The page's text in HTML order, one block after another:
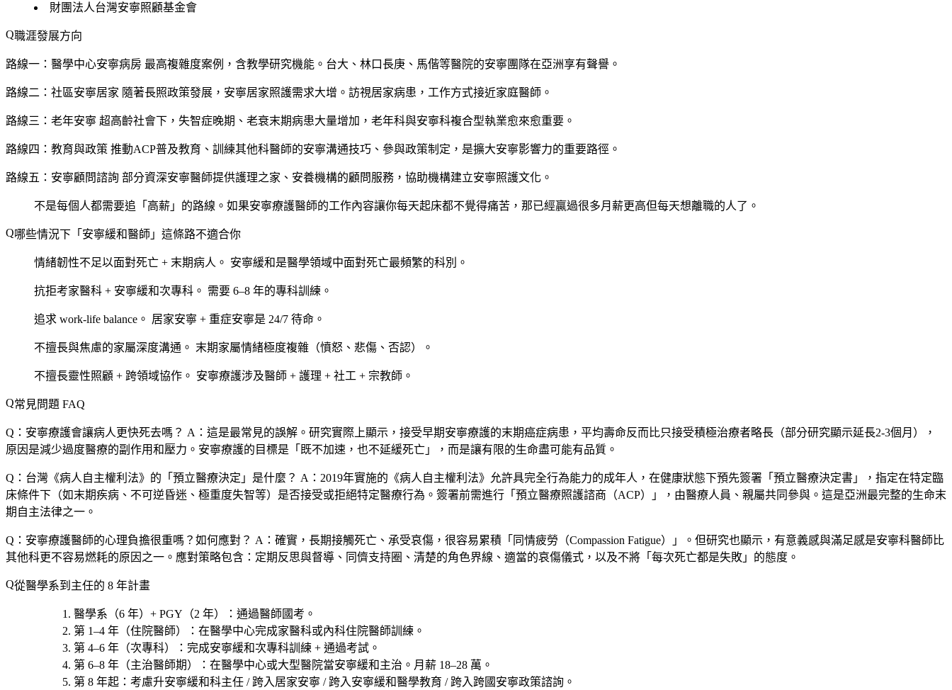
財團法人台灣安寧照顧基金會
職涯發展方向
路線一：醫學中心安寧病房 最高複雜度案例，含教學研究機能。台大、林口長庚、馬偕等醫院的安寧團隊在亞洲享有聲譽。
路線二：社區安寧居家 隨著長照政策發展，安寧居家照護需求大增。訪視居家病患，工作方式接近家庭醫師。
路線三：老年安寧 超高齡社會下，失智症晚期、老衰末期病患大量增加，老年科與安寧科複合型執業愈來愈重要。
路線四：教育與政策 推動ACP普及教育、訓練其他科醫師的安寧溝通技巧、參與政策制定，是擴大安寧影響力的重要路徑。
路線五：安寧顧問諮詢 部分資深安寧醫師提供護理之家、安養機構的顧問服務，協助機構建立安寧照護文化。
不是每個人都需要追「高薪」的路線。如果安寧療護醫師的工作內容讓你每天起床都不覺得痛苦，那已經贏過很多月薪更高但每天想離職的人了。
哪些情況下「安寧緩和醫師」這條路不適合你
情緒韌性不足以面對死亡 + 末期病人。 安寧緩和是醫學領域中面對死亡最頻繁的科別。
抗拒考家醫科 + 安寧緩和次專科。 需要 6–8 年的專科訓練。
追求 work-life balance。 居家安寧 + 重症安寧是 24/7 待命。
不擅長與焦慮的家屬深度溝通。 末期家屬情緒極度複雜（憤怒、悲傷、否認）。
不擅長靈性照顧 + 跨領域協作。 安寧療護涉及醫師 + 護理 + 社工 + 宗教師。
常見問題 FAQ
Q：安寧療護會讓病人更快死去嗎？ A：這是最常見的誤解。研究實際上顯示，接受早期安寧療護的末期癌症病患，平均壽命反而比只接受積極治療者略長（部分研究顯示延長2-3個月），
原因是減少過度醫療的副作用和壓力。安寧療護的目標是「既不加速，也不延緩死亡」，而是讓有限的生命盡可能有品質。
Q：台灣《病人自主權利法》的「預立醫療決定」是什麼？ A：2019年實施的《病人自主權利法》允許具完全行為能力的成年人，在健康狀態下預先簽署「預立醫療決定書」，指定在特定臨
床條件下（如末期疾病、不可逆昏迷、極重度失智等）是否接受或拒絕特定醫療行為。簽署前需進行「預立醫療照護諮商（ACP）」，由醫療人員、親屬共同參與。這是亞洲最完整的生命末
期自主法律之一。
Q：安寧療護醫師的心理負擔很重嗎？如何應對？ A：確實，長期接觸死亡、承受哀傷，很容易累積「同情疲勞（Compassion Fatigue）」。但研究也顯示，有意義感與滿足感是安寧科醫師比
其他科更不容易燃耗的原因之一。應對策略包含：定期反思與督導、同儕支持圈、清楚的角色界線、適當的哀傷儀式，以及不將「每次死亡都是失敗」的態度。
從醫學系到主任的 8 年計畫
醫學系（6 年）+ PGY（2 年）
：通過醫師國考。
第 1–4 年（住院醫師）
：在醫學中心完成家醫科或內科住院醫師訓練。
第 4–6 年（次專科）
：完成安寧緩和次專科訓練 + 通過考試。
第 6–8 年（主治醫師期）
：在醫學中心或大型醫院當安寧緩和主治。月薪 18–28 萬。
第 8 年起 ：考慮升安寧緩和科主任 / 跨入居家安寧 / 跨入安寧緩和醫學教育 / 跨入跨國安寧政策諮詢 。